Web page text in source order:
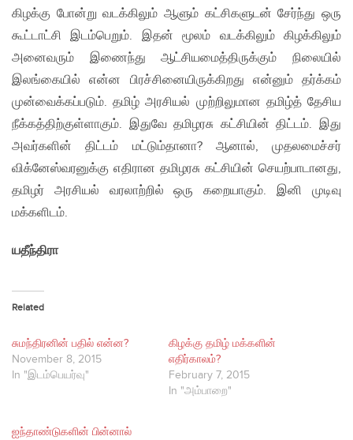
கிழக்கு போன்று வடக்கிலும் ஆளும் கட்சிகளுடன் சேர்ந்து ஒரு
கூட்டாட்சி இடம்பெறும். இதன் மூலம் வடக்கிலும் கிழக்கிலும்
அனைவரும் இணைந்து ஆட்சியமைத்திருக்கும் நிலையில்
இலங்கையில் என்ன பிரச்சினையிருக்கிறது என்னும் தர்க்கம்
முன்வைக்கப்படும். தமிழ் அரசியல் முற்றிலுமான தமிழ்த் தேசிய
நீக்கத்திற்குள்ளாகும். இதுவே தமிழரசு கட்சியின் திட்டம். இது
அவர்களின் திட்டம் மட்டும்தானா? ஆனால், முதலமைச்சர்
விக்னேஸ்வரனுக்கு எதிரான தமிழரசு கட்சியின் செயற்பாடானது,
தமிழர் அரசியல் வரலாற்றில் ஒரு கறையாகும். இனி முடிவு
மக்களிடம்.
யதீந்திரா
Related
சுமந்திரனின் பதில் என்ன?
November 8, 2015
In "இடம்பெயர்வு"
கிழக்கு தமிழ் மக்களின்
எதிர்காலம்?
February 7, 2015
In "அம்பாறை"
ஐந்தாண்டுகளின் பின்னால்